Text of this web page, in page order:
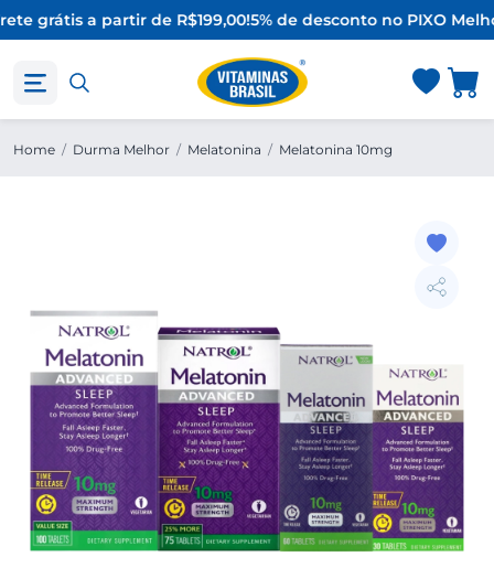
grátis a partir de R$199,00!5% de desconto no PIXO
Home / Durma Melhor / Melatonina / Melatonina 10mg